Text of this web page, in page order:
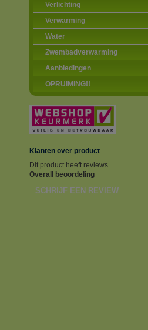
Verlichting
Verwarming
Water
Zwembadverwarming
Aanbiedingen
OPRUIMING!!
Klanten over product
Dit product heeft reviews
Overall beoordeling
SCHRIJF EEN REVIEW